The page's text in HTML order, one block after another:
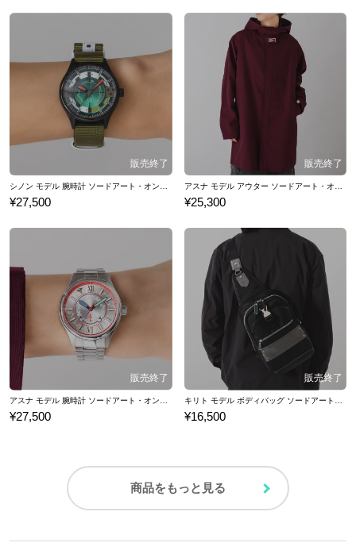
¥27,500 ¥25,300
アスナ モデル 腕時計 ソードアート・オンライン
¥27,500
キリト モデル ボディバッグ ソードアート・オンライン
¥16,500
商品をもっと見る